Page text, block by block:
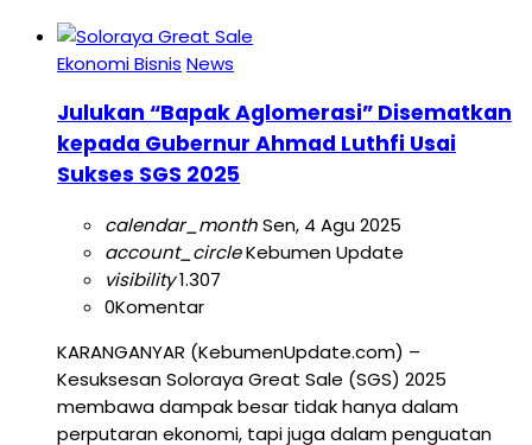
Ekonomi Bisnis News
Julukan “Bapak Aglomerasi” Disematkan
kepada Gubernur Ahmad Luthfi Usai
Sukses SGS 2025
calendar_monthSen, 4 Agu 2025
account_circleKebumen Update
visibility1.307
0Komentar
KARANGANYAR (KebumenUpdate.com) –
Kesuksesan Soloraya Great Sale (SGS) 2025
membawa dampak besar tidak hanya dalam
perputaran ekonomi, tapi juga dalam penguatan